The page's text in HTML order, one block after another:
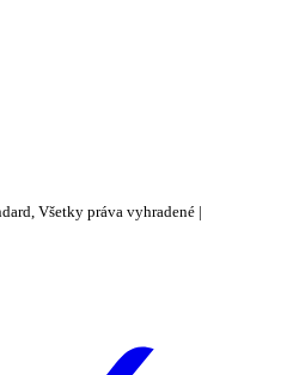
Všetky práva vyhradené |